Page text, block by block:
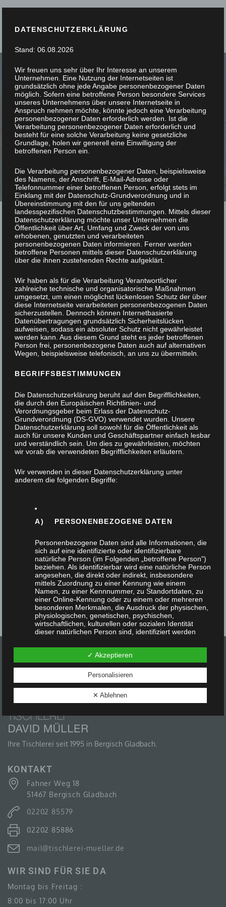
SIE STÖBERN, WIR
SCHREINERN
Waschtisch mit aufgesetztem Becken
Ein Waschtisch mit aufgesetztem Becken und
Ihre Tischlerei seit 1995 in Bergisch Gladbach.
KONTAKT
Fahner Weg 18
51467 Bergisch Gladbach
02202 85579
02202 85886
mail@tischlerei-mueller.de
WIR SIND FÜR SIE DA
Montag bis Freitag :
8:00 bis 17:00 Uhr
DATENSCHUTZERKLÄRUNG
Stand: 06.08.2026
Wir freuen uns sehr über Ihr Interesse an unserem
Unternehmen. Eine Nutzung der Internetseiten ist
grundsätzlich ohne jede Angabe personenbezogener Daten
möglich. Sofern eine betroffene Person besondere Services
unseres Unternehmens über unsere Internetseite in
Anspruch nehmen möchte, könnte jedoch eine Verarbeitung
personenbezogener Daten erforderlich werden. Ist die
Verarbeitung personenbezogener Daten erforderlich und
besteht für eine solche Verarbeitung keine gesetzliche
Grundlage, holen wir generell eine Einwilligung der
betroffenen Person ein.
Die Verarbeitung personenbezogener Daten, beispielsweise
des Namens, der Anschrift, E-Mail-Adresse oder
Telefonnummer einer betroffenen Person, erfolgt stets im
Einklang mit der Datenschutz-Grundverordnung und in
Übereinstimmung mit den für uns geltenden
landesspezifischen Datenschutzbestimmungen. Mittels dieser
Datenschutzerklärung möchte unser Unternehmen die
Öffentlichkeit über Art, Umfang und Zweck der von uns
erhobenen, genutzten und verarbeiteten
personenbezogenen Daten informieren. Ferner werden
betroffene Personen mittels dieser Datenschutzerklärung
über die ihnen zustehenden Rechte aufgeklärt.
Wir haben als für die Verarbeitung Verantwortlicher
zahlreiche technische und organisatorische Maßnahmen
umgesetzt, um einen möglichst lückenlosen Schutz der über
diese Internetseite verarbeiteten personenbezogenen Daten
sicherzustellen. Dennoch können Internetbasierte
Datenübertragungen grundsätzlich Sicherheitslücken
aufweisen, sodass ein absoluter Schutz nicht gewährleistet
werden kann. Aus diesem Grund steht es jeder betroffenen
Person frei, personenbezogene Daten auch auf alternativen
Wegen, beispielsweise telefonisch, an uns zu übermitteln.
BEGRIFFSBESTIMMUNGEN
Die Datenschutzerklärung beruht auf den Begrifflichkeiten,
die durch den Europäischen Richtlinien- und
Verordnungsgeber beim Erlass der Datenschutz-
Grundverordnung (DS-GVO) verwendet wurden. Unsere
Datenschutzerklärung soll sowohl für die Öffentlichkeit als
auch für unsere Kunden und Geschäftspartner einfach lesbar
und verständlich sein. Um dies zu gewährleisten, möchten
wir vorab die verwendeten Begrifflichkeiten erläutern.
Wir verwenden in dieser Datenschutzerklärung unter
anderem die folgenden Begriffe:
A) PERSONENBEZOGENE DATEN
Personenbezogene Daten sind alle Informationen, die
sich auf eine identifizierte oder identifizierbare
natürliche Person (im Folgenden „betroffene Person")
beziehen. Als identifizierbar wird eine natürliche Person
angesehen, die direkt oder indirekt, insbesondere
mittels Zuordnung zu einer Kennung wie einem
Namen, zu einer Kennnummer, zu Standortdaten, zu
einer Online-Kennung oder zu einem oder mehreren
besonderen Merkmalen, die Ausdruck der physischen,
physiologischen, genetischen, psychischen,
wirtschaftlichen, kulturellen oder sozialen Identität
dieser natürlichen Person sind, identifiziert werden
B) BETROFFENE PERSON
identifizierbare natürliche Person, deren
personenbezogene Daten von dem für die
Verarbeitung Verantwortlichen verarbeitet werden.
C) VERARBEITUNG
automatisierter Verfahren ausgeführte Vorgang oder
personenbezogenen Daten wie das Erheben, das
Speicherung, die Anpassung oder Veränderung, das
andere Form der Bereitstellung, den Abgleich oder die
die Vernichtung.
✓ Akzeptieren
Personalisieren
✕ Ablehnen